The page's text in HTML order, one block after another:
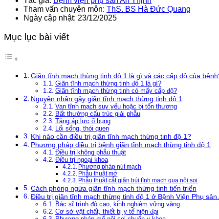
Tham vấn chuyên môn: ThS. BS Hà Đức Quang
Ngày cập nhật: 23/12/2025
Mục lục bài viết
Giãn tĩnh mạch thừng tinh độ 1 là gì và các cấp độ của
Giãn tĩnh mạch thừng tinh độ 1 là gì?
Giãn tĩnh mạch thừng tinh có mấy cấp độ?
Nguyên nhân gây giãn tĩnh mạch thừng tinh độ 1
Van tĩnh mạch suy yếu hoặc bị tổn thương
Bất thường cấu trúc giải phẫu
Tăng áp lực ổ bụng
Lối sống, thói quen
Khi nào cần điều trị giãn tĩnh mạch thừng tinh độ 1?
Phương pháp điều trị bệnh giãn tĩnh mạch thừng tinh độ 1
Điều trị không phẫu thuật
Điều trị ngoại khoa
Phương pháp nút mạch
Phẫu thuật mở
Phẫu thuật cắt giãn búi tĩnh mạch qua nội soi
Cách phòng ngừa giãn tĩnh mạch thừng tinh tiến triển
Điều trị giãn tĩnh mạch thừng tinh độ 1 ở Bệnh Viện Phụ sản
Bác sĩ trình độ cao, kinh nghiệm vững vàng
Cơ sở vật chất, thiết bị y tế hiện đại